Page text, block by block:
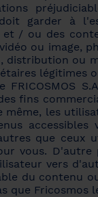
garder à
/ ou des
ou image,
distribution ou
légitimes
FRICOSMOS
fins
même, les
que ceux
vous.
vers
du contenu
que Fricosmos